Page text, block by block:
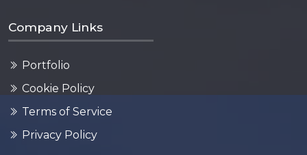
Company Links
Portfolio
Cookie Policy
Terms of Service
Privacy Policy